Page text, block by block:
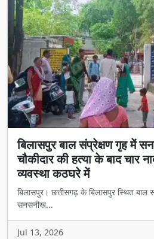
बिलासपुर बाल संप्रेक्षण गृह में
चौकीदार की हत्या के बाद चार
व्यवस्था कठघरे में
बिलासपुर। छत्तीसगढ़ के बिलासपुर स्थित बाल
सनसनीख...
Jul 13, 2026